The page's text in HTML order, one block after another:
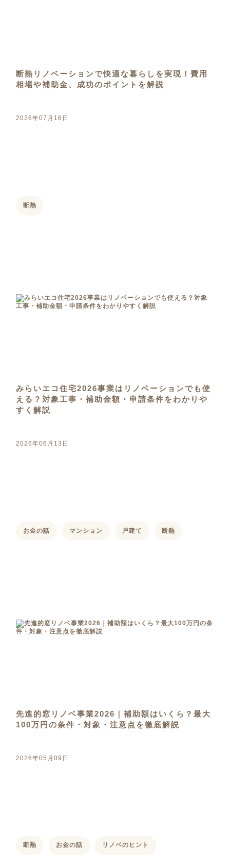
断熱リノベーションで快適な暮らしを実現！費用
相場や補助金、成功のポイントを解説
2026年07月16日
断熱
みらいエコ住宅2026事業はリノベーションでも使
える？対象工事・補助金額・申請条件をわかりや
すく解説
2026年06月13日
お金の話 マンション 戸建て 断熱
先進的窓リノベ事業2026｜補助額はいくら？最大
100万円の条件・対象・注意点を徹底解説
2026年05月09日
断熱 お金の話 リノベのヒント